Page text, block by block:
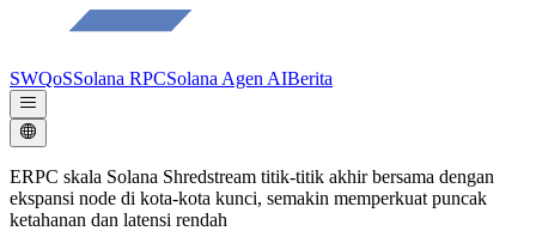
SWQoSSolana RPCSolana Agen AIBerita
ERPC skala Solana Shredstream titik-titik akhir bersama dengan
ekspansi node di kota-kota kunci, semakin memperkuat puncak
ketahanan dan latensi rendah